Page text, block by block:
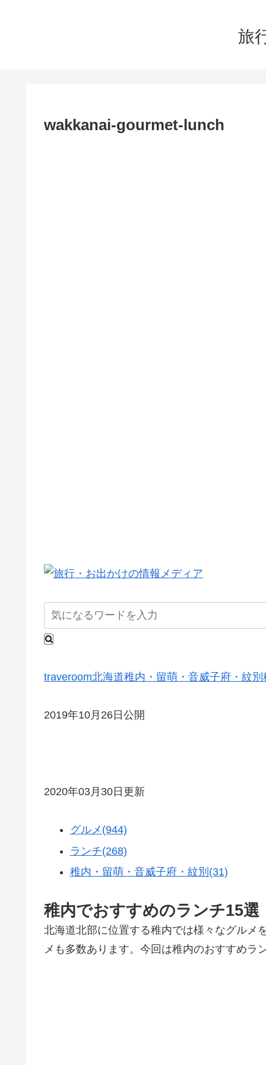
旅
wakkanai-gourmet-lunch
traveroom北海道稚内・留萌・音威子府・紋別
2019年10月26日公開
2020年03月30日更新
グルメ(944)
ランチ(268)
稚内・留萌・音威子府・紋別(31)
稚内でおすすめのランチ15
北海道北部に位置する稚内では様々なグルメ
メも多数あります。今回は稚内のおすすめ